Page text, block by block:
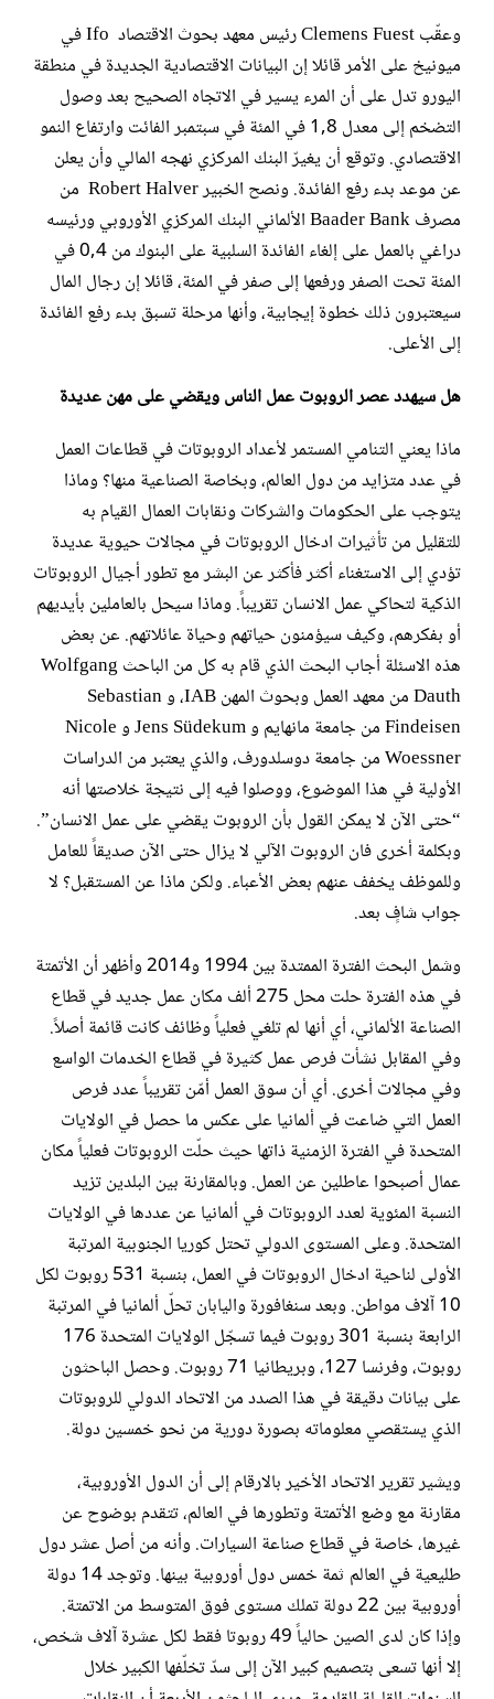
وعقّب Clemens Fuest رئيس معهد بحوث الاقتصاد Ifo في
ميونيخ على الأمر قائلا إن البيانات الاقتصادية الجديدة في منطقة
اليورو تدل على أن المرء يسير في الاتجاه الصحيح بعد وصول
التضخم إلى معدل 1,8 في المئة في سبتمبر الفائت وارتفاع النمو
الاقتصادي. وتوقع أن يغيرّ البنك المركزي نهجه المالي وأن يعلن
عن موعد بدء رفع الفائدة. ونصح الخبير Robert Halver من
مصرف Baader Bank الألماني البنك المركزي الأوروبي ورئيسه
دراغي بالعمل على إلغاء الفائدة السلبية على البنوك من 0,4 في
المئة تحت الصفر ورفعها إلى صفر في المئة، قائلا إن رجال المال
سيعتبرون ذلك خطوة إيجابية، وأنها مرحلة تسبق بدء رفع الفائدة
إلى الأعلى.
هل سيهدد عصر الروبوت عمل الناس ويقضي على مهن عديدة
ماذا يعني التنامي المستمر لأعداد الروبوتات في قطاعات العمل
في عدد متزايد من دول العالم، وبخاصة الصناعية منها؟ وماذا
يتوجب على الحكومات والشركات ونقابات العمال القيام به
للتقليل من تأثيرات ادخال الروبوتات في مجالات حيوية عديدة
تؤدي إلى الاستغناء أكثر فأكثر عن البشر مع تطور أجيال الروبوتات
الذكية لتحاكي عمل الانسان تقريباً. وماذا سيحل بالعاملين بأيديهم
أو بفكرهم، وكيف سيؤمنون حياتهم وحياة عائلاتهم. عن بعض
هذه الاسئلة أجاب البحث الذي قام به كل من الباحث Wolfgang
Dauth من معهد العمل وبحوث المهن IAB، و Sebastian
Findeisen من جامعة مانهايم و Jens Südekum و Nicole
Woessner من جامعة دوسلدورف، والذي يعتبر من الدراسات
الأولية في هذا الموضوع، ووصلوا فيه إلى نتيجة خلاصتها أنه
“حتى الآن لا يمكن القول بأن الروبوت يقضي على عمل الانسان”.
وبكلمة أخرى فان الروبوت الآلي لا يزال حتى الآن صديقاً للعامل
وللموظف يخفف عنهم بعض الأعباء. ولكن ماذا عن المستقبل؟ لا
جواب شافٍ بعد.
وشمل البحث الفترة الممتدة بين 1994 و2014 وأظهر أن الأتمتة
في هذه الفترة حلت محل 275 ألف مكان عمل جديد في قطاع
الصناعة الألماني، أي أنها لم تلغي فعلياً وظائف كانت قائمة أصلاً.
وفي المقابل نشأت فرص عمل كثيرة في قطاع الخدمات الواسع
وفي مجالات أخرى. أي أن سوق العمل أمّن تقريباً عدد فرص
العمل التي ضاعت في ألمانيا على عكس ما حصل في الولايات
المتحدة في الفترة الزمنية ذاتها حيث حلّت الروبوتات فعلياً مكان
عمال أصبحوا عاطلين عن العمل. وبالمقارنة بين البلدين تزيد
النسبة المئوية لعدد الروبوتات في ألمانيا عن عددها في الولايات
المتحدة. وعلى المستوى الدولي تحتل كوريا الجنوبية المرتبة
الأولى لناحية ادخال الروبوتات في العمل، بنسبة 531 روبوت لكل
10 آلاف مواطن. وبعد سنغافورة واليابان تحلّ ألمانيا في المرتبة
الرابعة بنسبة 301 روبوت فيما تسجّل الولايات المتحدة 176
روبوت، وفرنسا 127، وبريطانيا 71 روبوت. وحصل الباحثون
على بيانات دقيقة في هذا الصدد من الاتحاد الدولي للروبوتات
الذي يستقصي معلوماته بصورة دورية من نحو خمسين دولة.
ويشير تقرير الاتحاد الأخير بالارقام إلى أن الدول الأوروبية،
مقارنة مع وضع الأتمتة وتطورها في العالم، تتقدم بوضوح عن
غيرها، خاصة في قطاع صناعة السيارات. وأنه من أصل عشر دول
طليعية في العالم ثمة خمس دول أوروبية بينها. وتوجد 14 دولة
أوروبية بين 22 دولة تملك مستوى فوق المتوسط من الاتمتة.
وإذا كان لدى الصين حالياً 49 روبوتا فقط لكل عشرة آلاف شخص،
إلا أنها تسعى بتصميم كبير الآن إلى سدّ تخلّفها الكبير خلال